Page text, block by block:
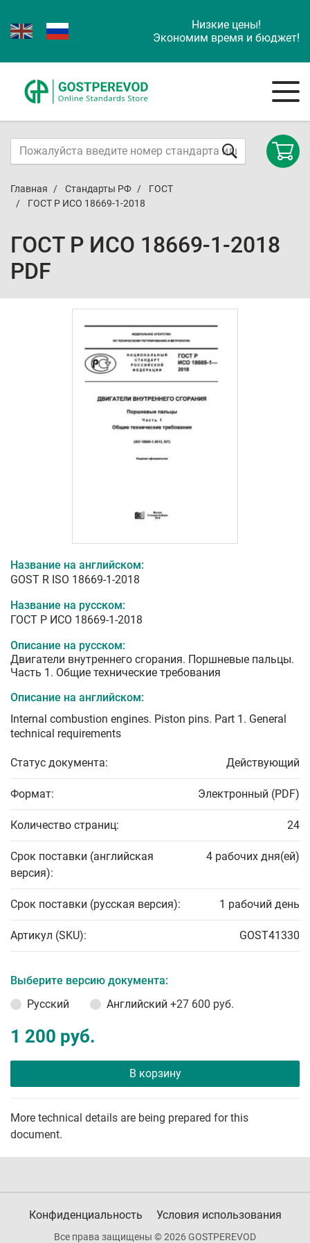
Низкие цены!
Экономим время и бюджет!
Главная Стандарты РФ
ГОСТ
ГОСТ Р ИСО 18669-1-2018
ГОСТ Р ИСО 18669-1-2018
PDF
Название на английском:
GOST R ISO 18669-1-2018
Название на русском:
ГОСТ Р ИСО 18669-1-2018
Описание на русском:
Двигатели внутреннего сгорания. Поршневые пальцы.
Часть 1. Общие технические требования
Описание на английском:
Internal combustion engines. Piston pins. Part 1. General
technical requirements
Статус документа: Действующий
Формат: Электронный (PDF)
Количество страниц: 24
Срок поставки (английская
версия):
4 рабочих дня(ей)
Срок поставки (русская версия): 1 рабочий день
Артикул (SKU): GOST41330
Выберите версию документа:
Русский
Английский +27 600 руб.
1 200 руб.
В корзину
More technical details are being prepared for this
document.
Конфиденциальность Условия использования
Все права защищены © 2026 GOSTPEREVOD